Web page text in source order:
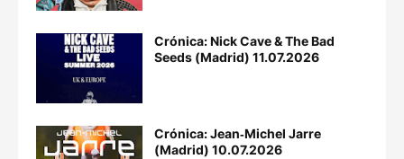
Crónica: Nick Cave & The Bad
Seeds (Madrid) 11.07.2026
Crónica: Jean‐Michel Jarre
(Madrid) 10.07.2026